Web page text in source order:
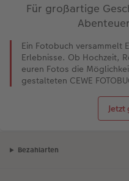
Für großartige
Ein Fotobuch versammelt
Erlebnisse. Ob Hochzeit,
euren Fotos die
gestalteten CEWE
Bezahlarten